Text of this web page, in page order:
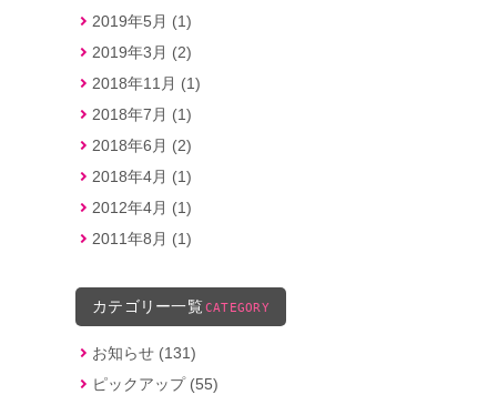
2019年5月 (1)
2019年3月 (2)
2018年11月 (1)
2018年7月 (1)
2018年6月 (2)
2018年4月 (1)
2012年4月 (1)
2011年8月 (1)
カテゴリー一覧 CATEGORY
お知らせ (131)
ピックアップ (55)